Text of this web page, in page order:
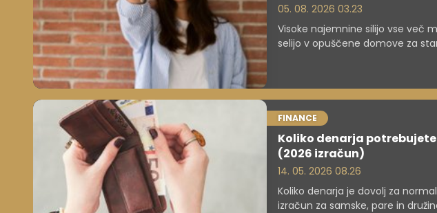
05. 08. 2026 03.23
Visoke najemnine silijo vse več
selijo v opuščene domove za
FINANCE
Koliko denarja
(2026 izračun)
14. 05. 2026 08.26
Koliko denarja je dovolj za
izračun za samske, pare in